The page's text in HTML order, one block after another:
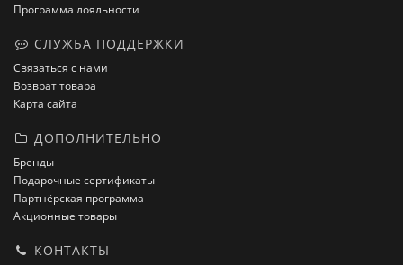
Программа лояльности
СЛУЖБА ПОДДЕРЖКИ
Связаться с нами
Возврат товара
Карта сайта
ДОПОЛНИТЕЛЬНО
Бренды
Подарочные сертификаты
Партнёрская программа
Акционные товары
КОНТАКТЫ